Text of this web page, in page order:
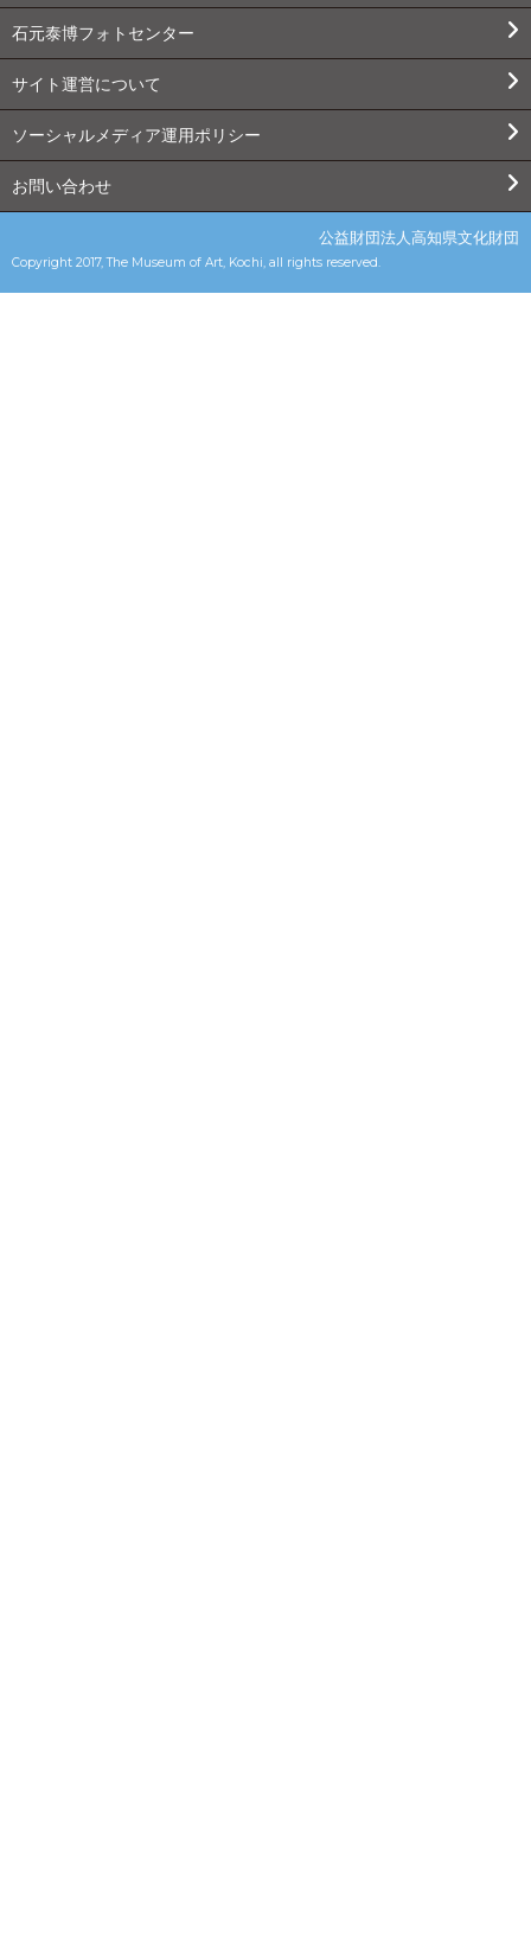
石元泰博フォトセンター
サイト運営について
ソーシャルメディア運用ポリシー
お問い合わせ
Copyright 2017, The Museum of Art, Kochi, all rights reserved.
公益財団法人高知県文化財団